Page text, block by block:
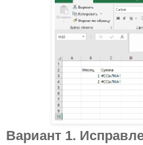
Вариант 1.